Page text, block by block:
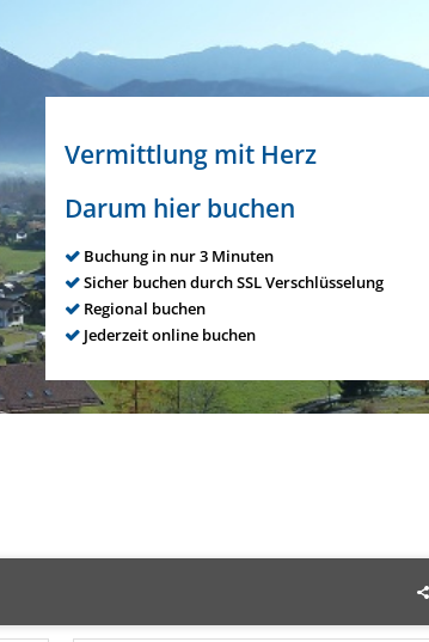
Vermittlung mit Herz
Darum hier buchen
Buchung in nur 3 Minuten
Sicher buchen durch SSL Verschlüsselung
Regional buchen
Jederzeit online buchen